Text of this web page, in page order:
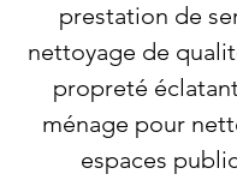
prestation de
nettoyage de
propreté
ménage pour
espaces